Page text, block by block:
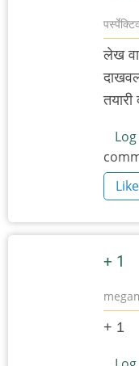
लेख
Like
+ 1
+ 1